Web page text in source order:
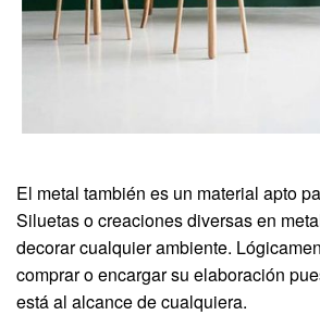
El metal también es un material apto
Siluetas o creaciones diversas en
decorar cualquier ambiente.
comprar o encargar su elaboración
está al alcance de cualquiera.